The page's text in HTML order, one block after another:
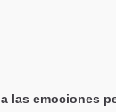
las emociones